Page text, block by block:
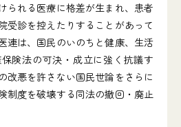
られる医療に格差が生まれ、患者
受診を控えたりすることがあって
連は、国民のいのちと健康、生活
険法の可決・成立に強く抗議す
改悪を許さない国民世論をさらに
制度を破壊する同法の撤回・廃止